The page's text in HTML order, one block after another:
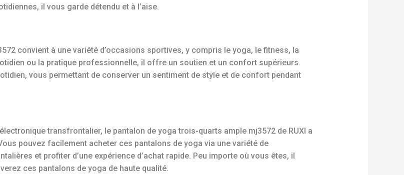
il vous garde détendu et à l’aise.
convient à une variété d’occasions sportives, y compris le yoga, le fitness, la
ou la pratique professionnelle, il offre un soutien et un confort supérieurs.
vous permettant de conserver un sentiment de style et de confort pendant
transfrontalier, le pantalon de yoga trois-quarts ample mj3572 de RUXI a
pouvez facilement acheter ces pantalons de yoga via une variété de
et profiter d’une expérience d’achat rapide. Peu importe où vous êtes, il
ces pantalons de yoga de haute qualité.